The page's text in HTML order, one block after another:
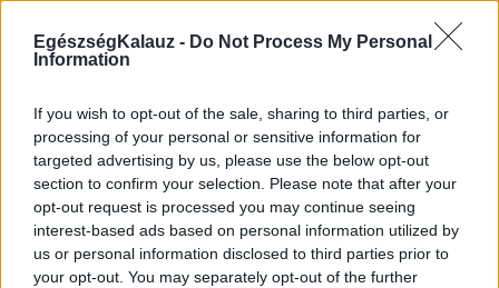
EgészségKalauz - Do Not Process My Personal
Information
If you wish to opt-out of the sale, sharing to third parties, or
processing of your personal or sensitive information for
targeted advertising by us, please use the below opt-out
section to confirm your selection. Please note that after your
opt-out request is processed you may continue seeing
interest-based ads based on personal information utilized by
us or personal information disclosed to third parties prior to
your opt-out. You may separately opt-out of the further
Életmódváltás
Kutatás
Videók
Kisállatok egészsége
#allergia #influenza
#cukorbetegség
#orvosmeteorológia#vérnyomás#stroke#rákbetegség
#pajzsmirigy#reflux#ekcéma#herpesz
Regisztráció